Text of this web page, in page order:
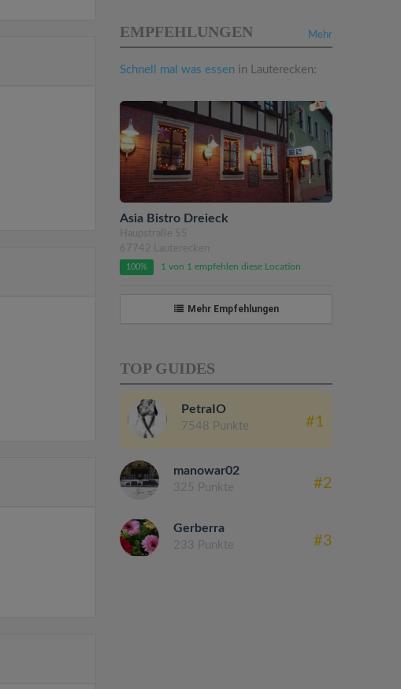
Mehr
EMPFEHLUNGEN
Schnell mal was essen in Lauterecken:
Asia Bistro Dreieck
Haupstraße 55
67742 Lauterecken
100% 1 von 1 empfehlen diese Location
Mehr Empfehlungen
TOP GUIDES
PetraIO
7548 Punkte #1
manowar02
325 Punkte #2
Gerberra
233 Punkte #3